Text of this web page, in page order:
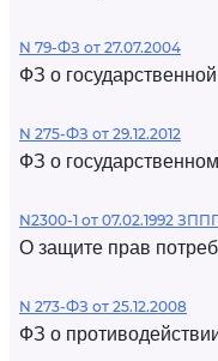
N 79-ФЗ от 27.07.2004
ФЗ о
N 275-ФЗ от 29.12.2012
ФЗ о
N2300-1 от 07.02.1992
О защите прав
N 273-ФЗ от 25.12.2008
ФЗ о